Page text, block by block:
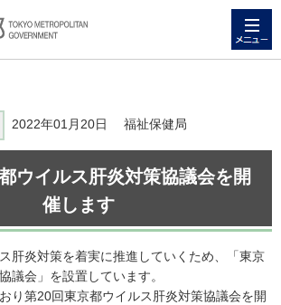
2022年01月20日 福祉保健局
ウイルス肝炎対策協議会を開
催します
肝炎対策を着実に推進していくため、「東京
議会」を設置しています。
り第20回東京都ウイルス肝炎対策協議会を開